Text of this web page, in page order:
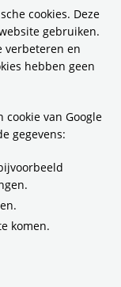
compleet
cookies. Deze
gebruiken.
verbeteren en
hebben geen
van Google
gegevens:
komen.